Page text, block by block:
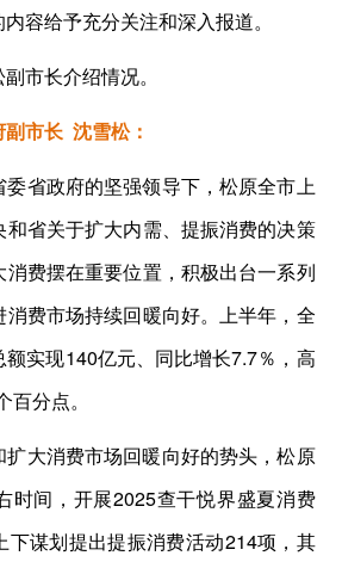
容给予充分关注和深入报道。
市长介绍情况。
市长 沈雪松：
省政府的坚强领导下，松原全市上
省关于扩大内需、提振消费的决策
费摆在重要位置，积极出台一系列
费市场持续回暖向好。上半年，全
实现140亿元、同比增长7.7％，高
分点。
扩大消费市场回暖向好的势头，松原
时间，开展2025查干悦界盛夏消费
下谋划提出提振消费活动214项，其